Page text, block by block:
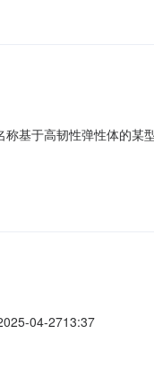
基于高韧性弹性体的某
04-2713:37